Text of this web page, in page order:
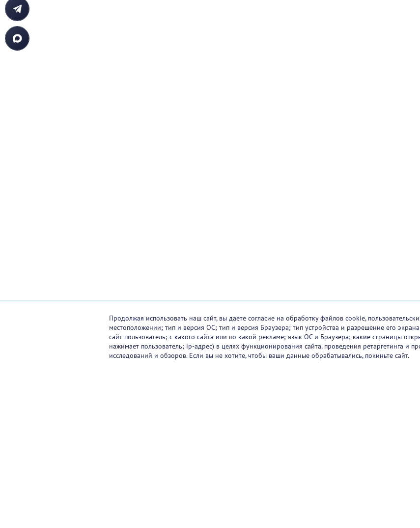
Продолжая использовать наш сайт, вы даете согласие на обработку файлов cookie,
местоположении; тип и версия ОС; тип и версия Браузера; тип устройства и разрешение его
сайт пользователь; с какого сайта или по какой рекламе; язык ОС и Браузера; какие страницы
нажимает пользователь; ip-адрес) в целях функционирования сайта, проведения ретаргетинга и
исследований и обзоров. Если вы не хотите, чтобы ваши данные обрабатывались, покиньте сайт.